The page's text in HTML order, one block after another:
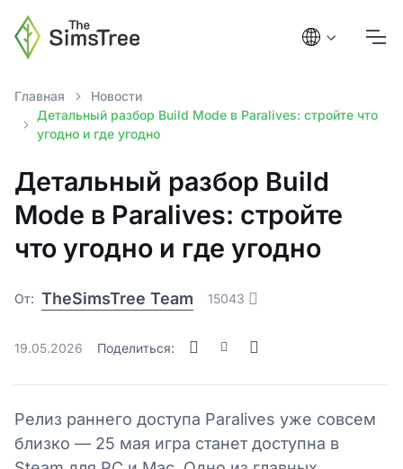
Главная
Новости
Детальный разбор Build Mode в Paralives: стройте что
угодно и где угодно
Детальный разбор Build
Mode в Paralives: стройте
что угодно и где угодно
От: TheSimsTree Team 15043
19.05.2026 Поделиться:
Релиз раннего доступа Paralives уже совсем
близко — 25 мая игра станет доступна в